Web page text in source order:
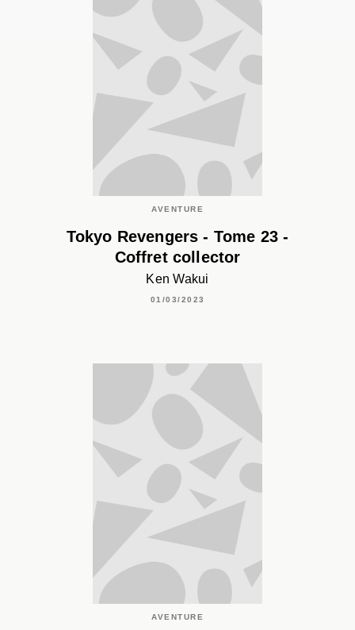
AVENTURE
Tokyo Revengers - Tome 23 -
Coffret collector
Ken Wakui
01/03/2023
AVENTURE